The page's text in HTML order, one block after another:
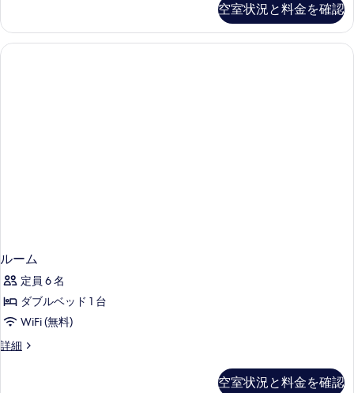
ス
ル
ー
空室状況と料金を確認
ルーム
定員 6 名
ダブルベッド 1 台
WiFi (無料)
詳細
ル
空室状況と料金を確認